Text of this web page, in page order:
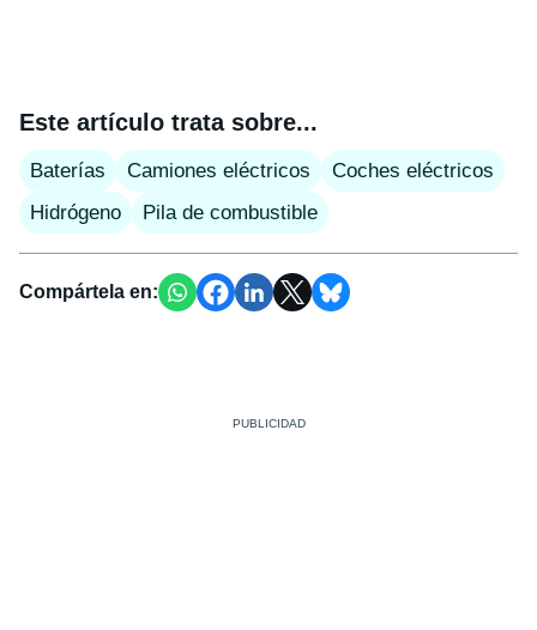
Este artículo trata sobre...
Baterías Camiones eléctricos
Coches eléctricos
Hidrógeno
Pila de combustible
Compártela en: